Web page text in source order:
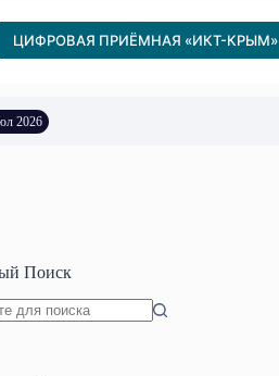
ЦИФРОВАЯ ПРИЁМНАЯ «ИКТ-КРЫМ»
2026
Поиск